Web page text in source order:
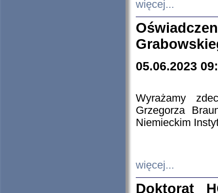
więcej...
05.06.2023
Wyrażamy
Grzegorza
Niemieckim
więcej...
Doktorat